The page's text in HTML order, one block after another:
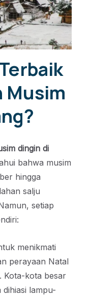
Musim
dingin di
bahwa musim
hingga
salju
setiap
menikmati
perayaan Natal
Kota-kota besar
lampu-